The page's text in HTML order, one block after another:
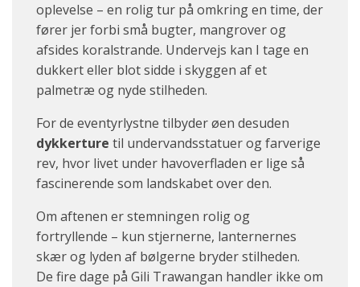
oplevelse – en rolig tur på omkring en time, der
fører jer forbi små bugter, mangrover og
afsides koralstrande. Undervejs kan I tage en
dukkert eller blot sidde i skyggen af et
palmetræ og nyde stilheden.
For de eventyrlystne tilbyder øen desuden
dykkerture til undervandsstatuer og farverige
rev, hvor livet under havoverfladen er lige så
fascinerende som landskabet over den.
Om aftenen er stemningen rolig og
fortryllende – kun stjernerne, lanternernes
skær og lyden af bølgerne bryder stilheden.
De fire dage på Gili Trawangan handler ikke om